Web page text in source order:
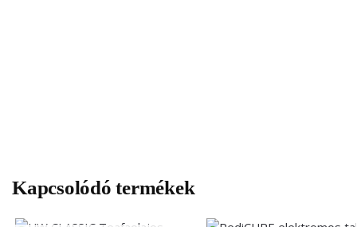
Kapcsolódó termékek